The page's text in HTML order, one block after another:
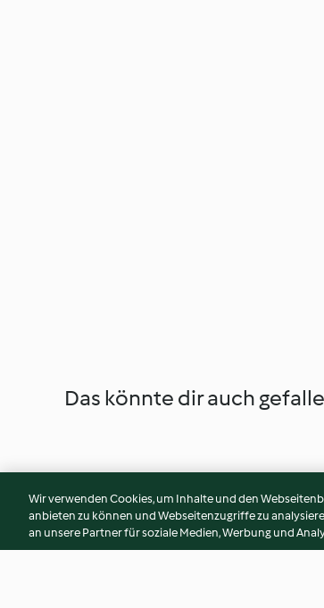
Das könnte dir auch
Wir verwenden Cookies, um Inhalte und den
anbieten zu können und Webseitenzugriffe zu
an unsere Partner für soziale Medien, Werbung und